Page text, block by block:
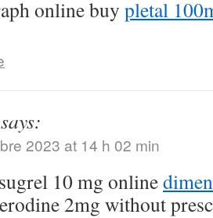
online buy pletal
says:
2023 at 14 h 02 min
10 mg online
2mg without